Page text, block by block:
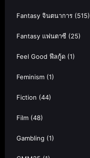
Fantasy จินตนาการ (515)
Fantasy แฟนตาซี (25)
Feel Good ฟีลกู้ด (1)
Feminism (1)
Fiction (44)
Film (48)
Gambling (1)